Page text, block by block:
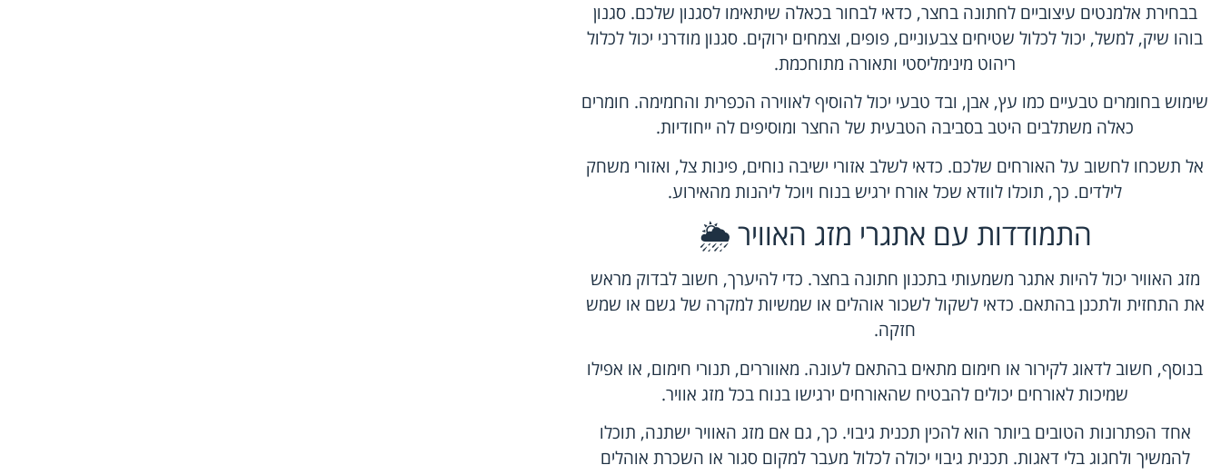
בבחירת אלמנטים עיצוביים לחתונה בחצר, כדאי לבחור בכאלה שיתאימו לסגנון שלכם. סגנון
בוהו שיק, למשל, יכול לכלול שטיחים צבעוניים, פופים, וצמחים ירוקים. סגנון מודרני יכול לכלול
ריהוט מינימליסטי ותאורה מתוחכמת.
שימוש בחומרים טבעיים כמו עץ, אבן, ובד טבעי יכול להוסיף לאווירה הכפרית והחמימה. חומרים
כאלה משתלבים היטב בסביבה הטבעית של החצר ומוסיפים לה ייחודיות.
אל תשכחו לחשוב על האורחים שלכם. כדאי לשלב אזורי ישיבה נוחים, פינות צל, ואזורי משחק
לילדים. כך, תוכלו לוודא שכל אורח ירגיש בנוח ויוכל ליהנות מהאירוע.
התמודדות עם אתגרי מזג האוויר 🌦️
מזג האוויר יכול להיות אתגר משמעותי בתכנון חתונה בחצר. כדי להיערך, חשוב לבדוק מראש
את התחזית ולתכנן בהתאם. כדאי לשקול לשכור אוהלים או שמשיות למקרה של גשם או שמש
חזקה.
בנוסף, חשוב לדאוג לקירור או חימום מתאים בהתאם לעונה. מאווררים, תנורי חימום, או אפילו
שמיכות לאורחים יכולים להבטיח שהאורחים ירגישו בנוח בכל מזג אוויר.
אחד הפתרונות הטובים ביותר הוא להכין תכנית גיבוי. כך, גם אם מזג האוויר ישתנה, תוכלו
להמשיך ולחגוג בלי דאגות. תכנית גיבוי יכולה לכלול מעבר למקום סגור או השכרת אוהלים